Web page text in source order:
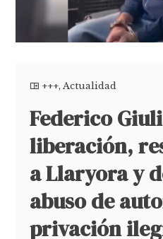
+++,Actualidad
Federico
liberación,
a Llaryora y
abuso de
privación